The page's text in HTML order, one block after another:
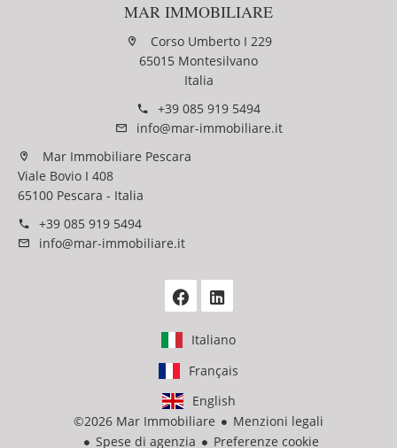
MAR IMMOBILIARE
Corso Umberto I 229
65015 Montesilvano
Italia
+39 085 919 5494
info@mar-immobiliare.it
Mar Immobiliare Pescara
Viale Bovio I 408
65100 Pescara - Italia
+39 085 919 5494
info@mar-immobiliare.it
Italiano
Français
English
©2026 Mar Immobiliare
Menzioni legali
Spese di agenzia
Preferenze cookie